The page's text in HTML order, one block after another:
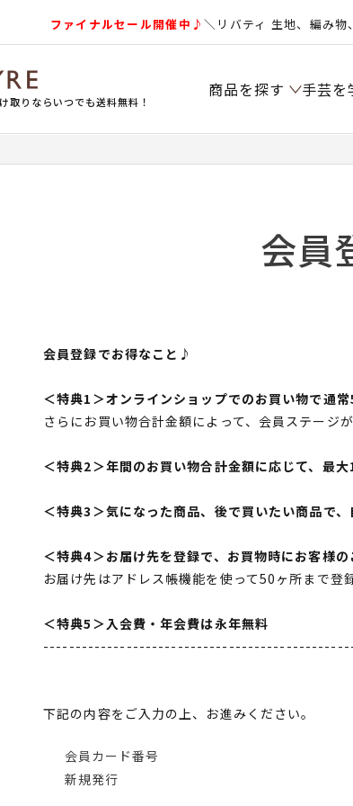
ファイナルセール開催中♪＼リバティ 生地、編み物
りならいつでも送料無料！
商品を探す 手芸を
会員
会員登録でお得なこと♪
＜特典1＞オンラインショップでのお買い物で通常
さらにお買い物合計金額によって、会員ステージ
＜特典2＞年間のお買い物合計金額に応じて、最
＜特典3＞気になった商品、後で買いたい商品で
＜特典4＞お届け先を登録で、お買物時にお客様の
お届け先はアドレス帳機能を使って50ヶ所まで登
＜特典5＞入会費・年会費は永年無料
下記の内容をご入力の上、お進みください。
会員カード番号
新規発行